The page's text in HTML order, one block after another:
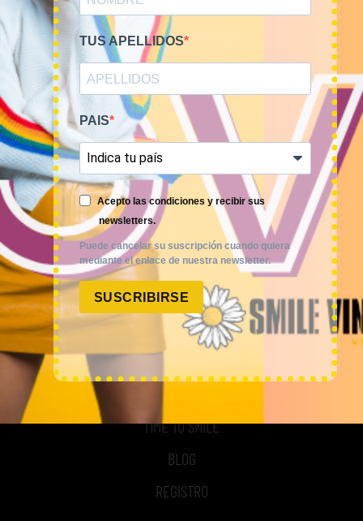
Smile Vintage es una empresa mayorista con una amplia
trayectoria internacional que cuenta con un equipo
experimentado y especializado en el sector de la moda.
MI CUENTA
ACCESO A MI CUENTA
NOSOTROS
TIME TO SMILE
BLOG
REGISTRO
TUS APELLIDOS
PAIS
Acepto las condiciones y recibir sus
newsletters.
Puede cancelar su suscripción cuando quiera
mediante el enlace de nuestra newsletter.
SUSCRIBIRSE